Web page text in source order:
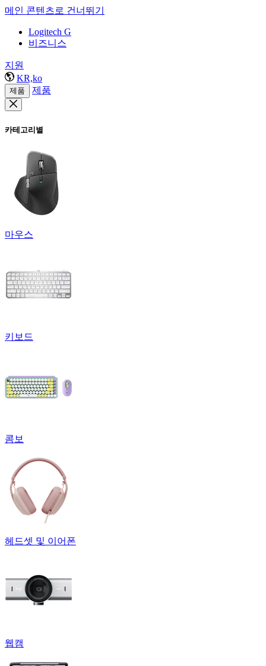
메인 콘텐츠로 건너뛰기
Logitech G
비즈니스
지원
KR,ko
제품 제품
카테고리별
마우스
키보드
콤보
헤드셋 및 이어폰
웹캠